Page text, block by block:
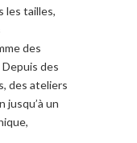
les tailles,
des
des
des ateliers
jusqu’à un